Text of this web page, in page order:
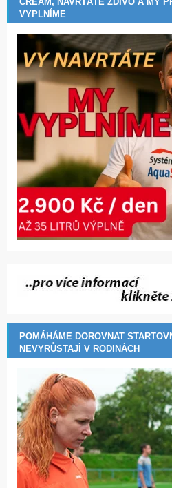
VYPLNÍME
POMÁHÁME DOROVNAT
NEVYRŮSTAJÍ V RODINÁCH